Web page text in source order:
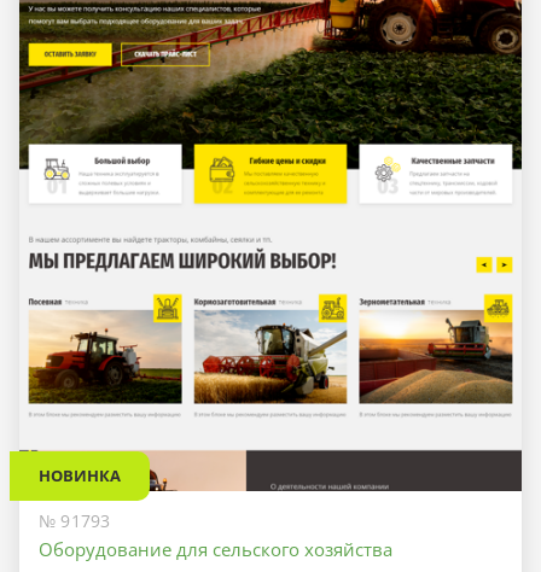
НОВИНКА
№ 91793
Оборудование для сельского хозяйства